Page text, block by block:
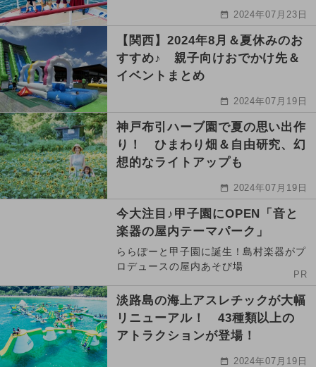
2024年07月23日
【関西】2024年8月＆夏休みのお
すすめ♪ 親子向けおでかけ先＆
イベントまとめ
2024年07月19日
神戸布引ハーブ園で夏の思い出作
り！ ひまわり畑＆自由研究、幻
想的なライトアップも
2024年07月19日
今大注目♪甲子園にOPEN「音と
楽器の屋内テーマパーク」
ららぽーと甲子園に誕生！島村楽器がプ
ロデュースの屋内あそび場
PR
淡路島の海上アスレチックが大幅
リニューアル！ 43種類以上の
アトラクションが登場！
2024年07月19日